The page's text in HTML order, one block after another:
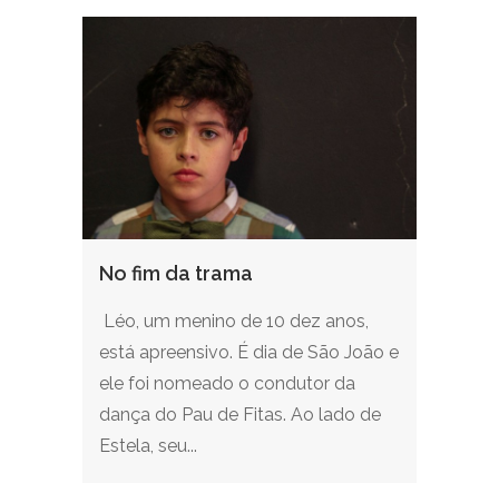
No fim da trama
Léo, um menino de 10 dez anos,
está apreensivo. É dia de São João e
ele foi nomeado o condutor da
dança do Pau de Fitas. Ao lado de
Estela, seu...